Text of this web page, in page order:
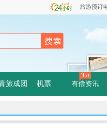
旅游预订
旅成团 机票 有偿资讯